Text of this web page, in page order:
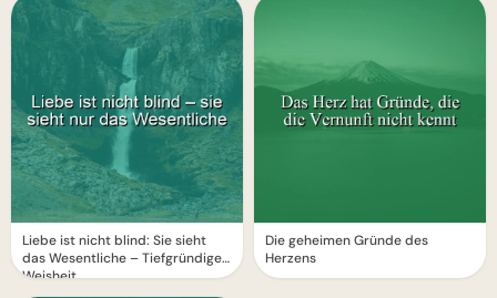
Liebe ist nicht blind: Sie sieht
das Wesentliche – Tiefgründige
Weisheit
Die geheimen Gründe des
Herzens